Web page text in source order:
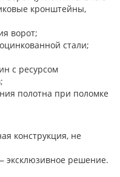
кронштейны,
ворот;
стали;
с ресурсом
полотна при поломке
конструкция, не
решение.